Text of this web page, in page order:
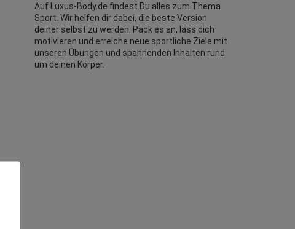
Auf Luxus-Body.de findest Du alles zum Thema
Sport. Wir helfen dir dabei, die beste Version
deiner selbst zu werden. Pack es an, lass dich
motivieren und erreiche neue sportliche Ziele mit
unseren Übungen und spannenden Inhalten rund
um deinen Körper.